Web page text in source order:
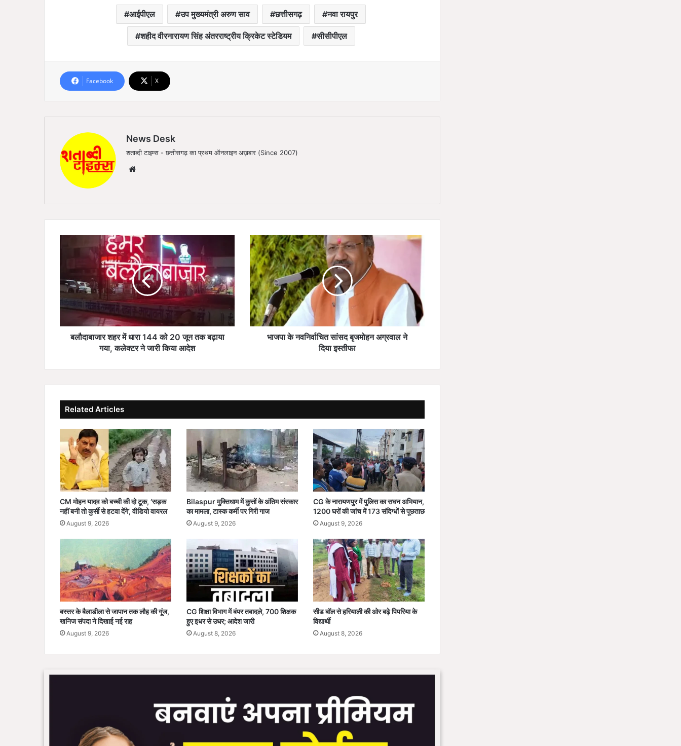
आईपीएल उप मुख्यमंत्री अरुण साव छत्तीसगढ़ नवा रायपुर
शहीद वीरनारायण सिंह अंतरराष्ट्रीय क्रिकेट स्टेडियम सीसीपीएल
Facebook X
News Desk
शताब्दी टाइम्स - छत्तीसगढ़ का प्रथम ऑनलाइन अख़बार (Since 2007)
जा
र
श
र
1
को
0
न
त
क
ब
ढ़ा
ग
,
क
क्ट
र
ने
जा
री
कि
या
आ
श
बलौदाबाजार शहर में धारा 144 को 20 जून तक बढ़ाया
गया, कलेक्टर ने जारी किया आदेश
भा
ज
पा
के
न
व
नि
र्वा
चि
द
मो
न
अ
ग्र
वा
ल
ने
दि
इ
भाजपा के नवनिर्वाचित सांसद बृजमोहन अग्रवाल ने
दिया इस्तीफा
Related Articles
CM मोहन यादव को बच्ची की दो टूक, ‘सड़क
नहीं बनी तो कुर्सी से हटवा देंगे’, वीडियो वायरल
August 9, 2026
Bilaspur मुक्तिधाम में कुत्तों के अंतिम संस्कार
का मामला, टास्क कर्मी पर गिरी गाज
August 9, 2026
CG के नारायणपुर में पुलिस का सघन अभियान,
1200 घरों की जांच में 173 संदिग्धों से पूछताछ
August 9, 2026
बस्तर के बैलाडीला से जापान तक लौह की गूंज,
खनिज संपदा ने दिखाई नई राह
August 9, 2026
CG शिक्षा विभाग में बंपर तबादले, 700 शिक्षक
हुए इधर से उधर; आदेश जारी
August 8, 2026
सीड बॉल से हरियाली की ओर बढ़े पिपरिया के
विद्यार्थी
August 8, 2026